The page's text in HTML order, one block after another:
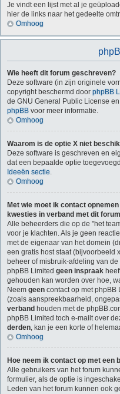
Je vindt een lijst met al je
hier de links naar het gedeelte
Omhoog
Wie heeft dit forum geschreven?
Deze software (in zijn originele
copyright beschermd door phpBB
de GNU General Public License
phpBB voor meer informatie.
Omhoog
Waarom is de optie X niet
Deze software is geschreven en
dat een bepaalde optie
Ideeën sectie.
Omhoog
Met wie moet ik contact
kwesties in verband met dit
Alle beheerders die op de "het
voor je klachten. Als je geen
met de eigenaar van het domein
een gratis host staat (bijvoorbeeld
beheer of misbruik-afdeling van
phpBB Limited geen inspraak
gehouden kan worden over hoe,
Neem geen contact op met phpBB
(zoals aanspreekbaarheid,
verband houden met de
phpBB Limited toch e-mailt over
derden, kan je een korte of
Omhoog
Hoe neem ik contact op met een
Alle gebruikers van het forum
formulier, als de optie is
Leden van het forum kunnen ook